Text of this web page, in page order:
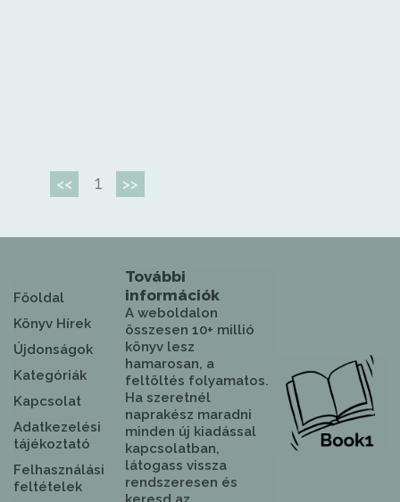
<< 1 >>
Főoldal
Könyv Hírek
Újdonságok
Kategóriák
Kapcsolat
Adatkezelési
tájékoztató
Felhasználási
feltételek
További
információk
A weboldalon
összesen 10+ millió
könyv lesz
hamarosan, a
feltöltés folyamatos.
Ha szeretnél
naprakész maradni
minden új kiadással
kapcsolatban,
látogass vissza
rendszeresen és